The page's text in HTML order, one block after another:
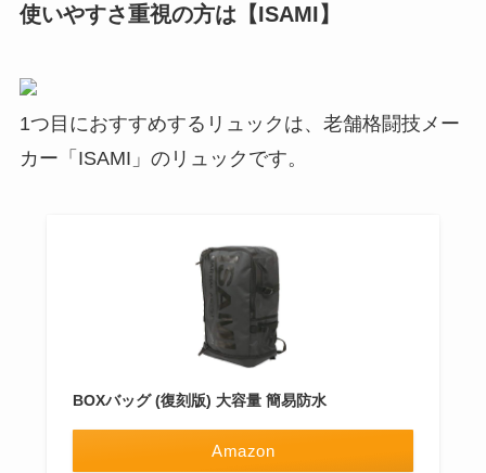
使いやすさ重視の方は【ISAMI】
1つ目におすすめするリュックは、老舗格闘技メー
カー「ISAMI」のリュックです。
BOXバッグ (復刻版) 大容量 簡易防水
Amazon